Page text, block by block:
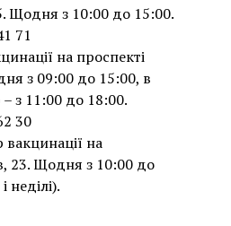
Щодня з 10:00 до 15:00.
71
на проспекті
з 09:00 до 15:00, в
– з 11:00 до 18:00.
30
на
23. Щодня з 10:00 до
неділі).